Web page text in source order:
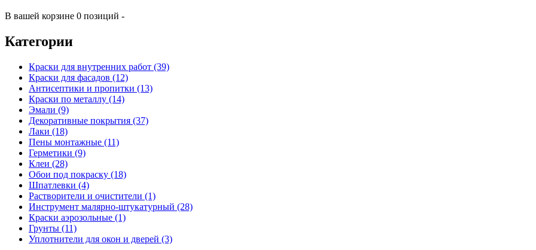
В вашей корзине 0 позиций -
Категории
Краски для внутренних работ (39)
Краски для фасадов (12)
Антисептики и пропитки (13)
Краски по металлу (14)
Эмали (9)
Декоративные покрытия (37)
Лаки (18)
Пены монтажные (11)
Герметики (9)
Клеи (28)
Обои под покраску (18)
Шпатлевки (4)
Растворители и очистители (1)
Инструмент малярно-штукатурный (28)
Краски аэрозольные (1)
Грунты (11)
Уплотнители для окон и дверей (3)